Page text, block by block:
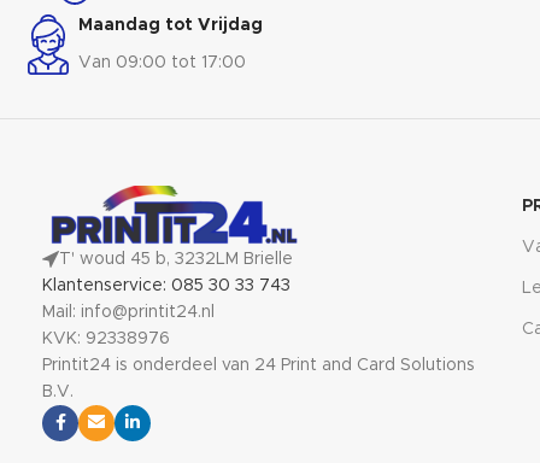
Maandag tot Vrijdag
Van 09:00 tot 17:00
T' woud 45 b, 3232LM Brielle
Klantenservice: 085 30 33 743
Mail: info@printit24.nl
KVK: 92338976
Printit24 is onderdeel van 24 Print and Card Solutions
B.V.